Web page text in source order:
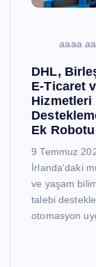
aaaa
DHL,
E-Ticaret
Ek
9 Temmuz
İrlanda’daki
ve yaşam
talebi
otomasyon